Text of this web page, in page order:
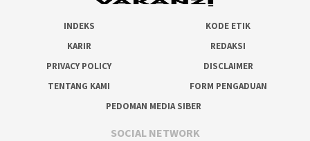
INDEKS
KODE ETIK
KARIR
REDAKSI
PRIVACY POLICY
DISCLAIMER
TENTANG KAMI
FORM PENGADUAN
PEDOMAN MEDIA SIBER
SOCIAL NETWORK